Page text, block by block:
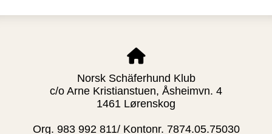
Norsk Schäferhund Klub
c/o Arne Kristianstuen, Åsheimvn. 4
1461 Lørenskog
Org. 983 992 811/ Kontonr. 7874.05.75030